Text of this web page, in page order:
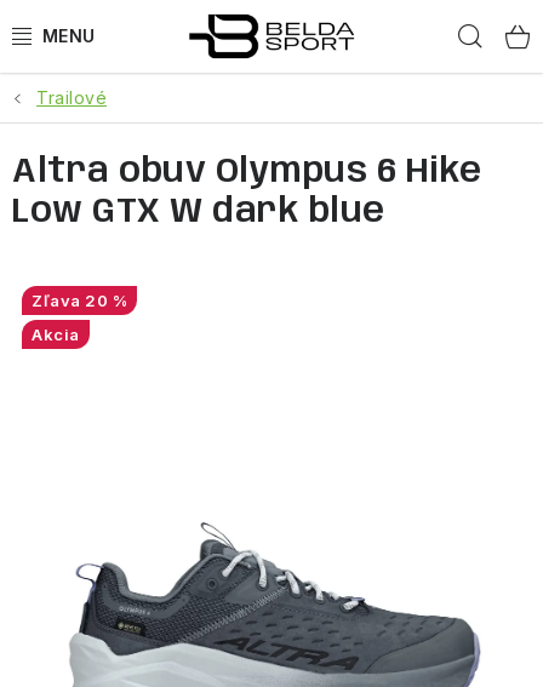
na
ŠPORTY
BEH
GOLDBERGH
OBLEČENIE
VÝPREDAJ
ZNAČKY
Trailové
Altra obuv Olympus 6 Hike
Low GTX W dark blue
20 %
Akcia